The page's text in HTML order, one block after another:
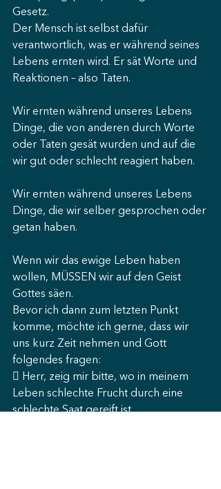
Gesetz.
Der Mensch ist selbst dafür
verantwortlich, was er während seines
Lebens ernten wird. Er sät Worte und
Reaktionen – also Taten.
Wir ernten während unseres Lebens
Dinge, die von anderen durch Worte
oder Taten gesät wurden und auf die
wir gut oder schlecht reagiert haben.
Wir ernten während unseres Lebens
Dinge, die wir selber gesprochen oder
getan haben.
Wenn wir das ewige Leben haben
wollen, MÜSSEN wir auf den Geist
Gottes säen.
Bevor ich dann zum letzten Punkt
komme, möchte ich gerne, dass wir
uns kurz Zeit nehmen und Gott
folgendes fragen:
 Herr, zeig mir bitte, wo in meinem
Leben schlechte Frucht durch eine
schlechte Saat gereift ist.